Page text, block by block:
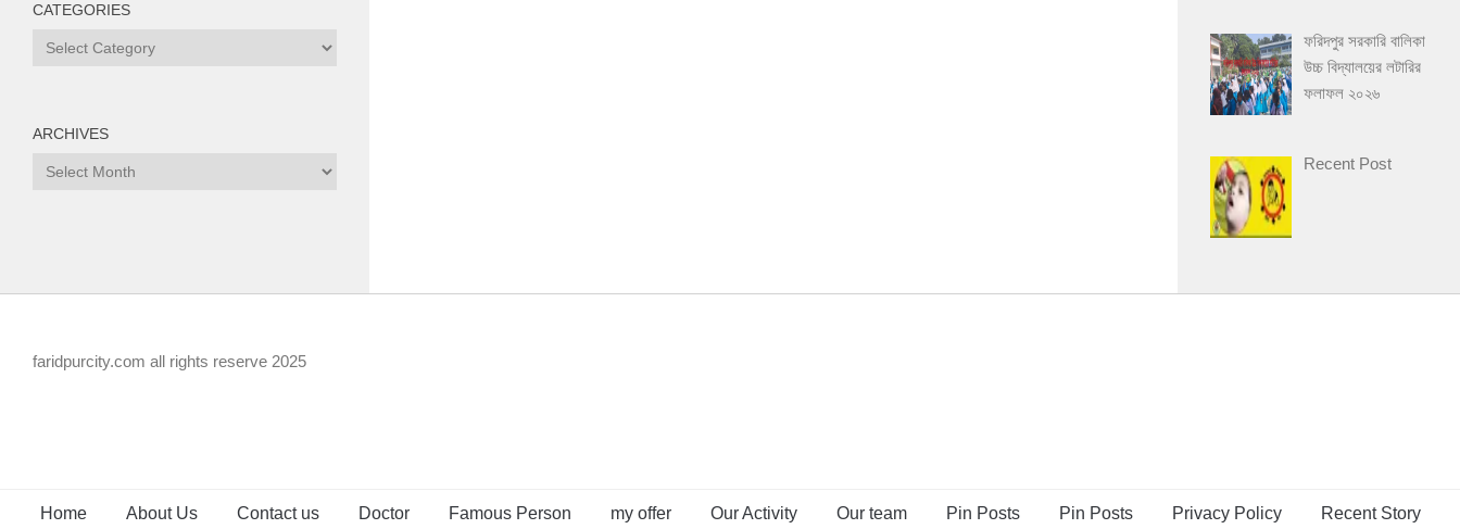
CATEGORIES
Categories
ARCHIVES
Archives
ফরিদপুর সরকারি বালিকা
উচ্চ বিদ্যালয়ের লটারির
ফলাফল ২০২৬
Recent Post
faridpurcity.com all rights reserve 2025
Home About Us Contact us Doctor Famous Person my offer Our Activity Our team Pin Posts Pin Posts Privacy Policy Recent Story